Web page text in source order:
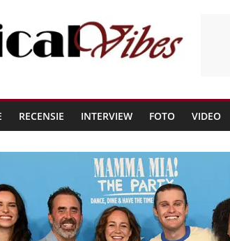
RECENSIE INTERVIEW FOTO VIDEO